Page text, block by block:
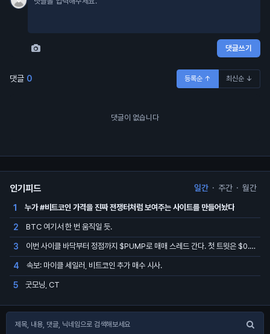
댓글쓰기
댓글 0 등록순 ↑ 최신순 ↓
댓글이 없습니다
인기피드 일간 · 주간 · 월간
1 누가 #비트코인 가격을 진짜 전쟁터처럼 보여주는 사이트를 만들어놨다
2 BTC 여기서 한 번 움직일 듯.
3 이번 사이클 바닥부터 정점까지 $PUMP로 매매 스레드 간다. 첫 트윗은 $0.001675에서 했고, $0.002544 도달하면 여기 업데이트,…
4 속보: 마이클 세일러, 비트코인 추가 매수 시사.
5 굿모닝, CT